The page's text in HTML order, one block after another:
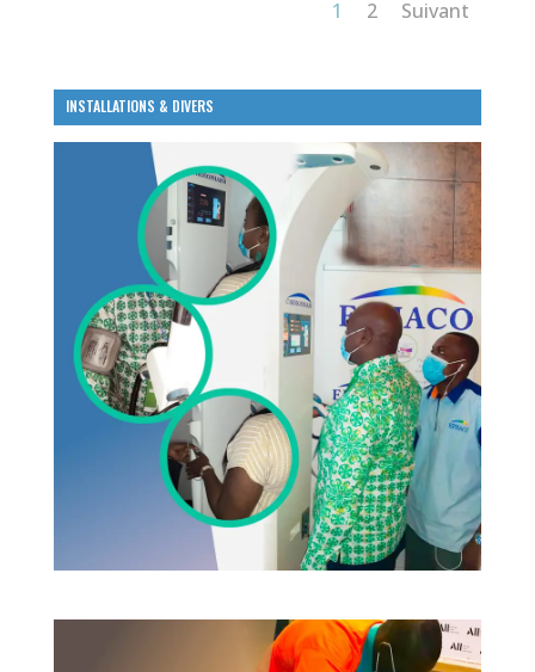
1 2 Suivant
INSTALLATIONS & DIVERS